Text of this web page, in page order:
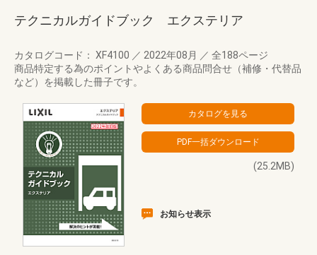
テクニカルガイドブック エクステリア
カタログコード： XF4100 ／ 2022年08月 ／ 全188ページ
商品特定する為のポイントやよくある商品問合せ（補修・代替品
など）を掲載した冊子です。
(25.2MB)
お知らせ表示